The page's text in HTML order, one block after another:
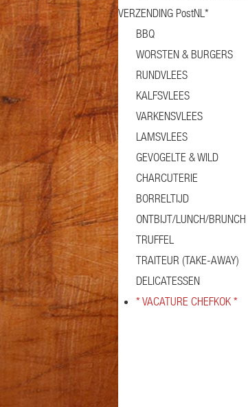
VERZENDING PostNL*
BBQ
WORSTEN & BURGERS
RUNDVLEES
KALFSVLEES
VARKENSVLEES
LAMSVLEES
GEVOGELTE & WILD
CHARCUTERIE
BORRELTIJD
ONTBIJT/LUNCH/BRUNCH
TRUFFEL
TRAITEUR (TAKE-AWAY)
DELICATESSEN
* VACATURE CHEFKOK *